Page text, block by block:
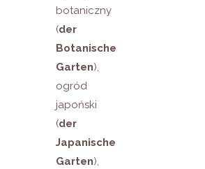
botaniczny
(der
Botanische
Garten),
ogród
japoński
(der
Japanische
Garten),